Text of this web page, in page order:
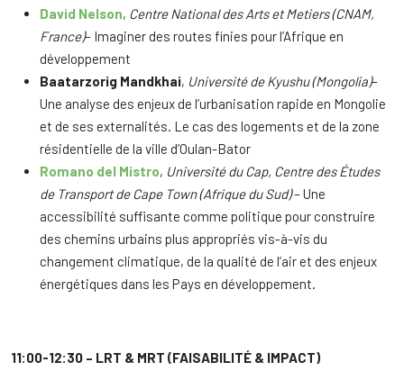
David Nelson, Centre National des Arts et Metiers (CNAM,
France)– Imaginer des routes finies pour l’Afrique en
développement
Baatarzorig Mandkhai, Université de Kyushu (Mongolia)–
Une analyse des enjeux de l’urbanisation rapide en Mongolie
et de ses externalités. Le cas des logements et de la zone
résidentielle de la ville d’Oulan-Bator
Romano del Mistro, Université du Cap, Centre des Études
de Transport de Cape Town (Afrique du Sud)– Une
accessibilité suffisante comme politique pour construire
des chemins urbains plus appropriés vis-à-vis du
changement climatique, de la qualité de l’air et des enjeux
énergétiques dans les Pays en développement.
11:00-12:30 – LRT & MRT (FAISABILITÉ & IMPACT)